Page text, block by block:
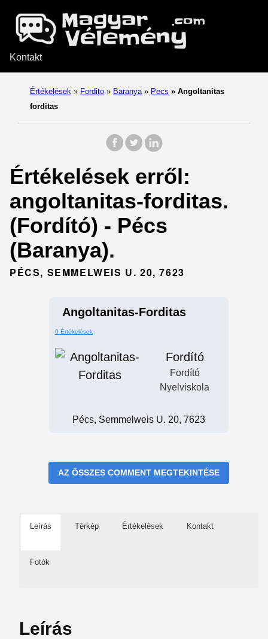
Kontakt
Értékelések » Fordito » Baranya » Pecs » Angoltanitas
forditas
Értékelések erről:
angoltanitas-forditas.
(Fordító) - Pécs
(Baranya).
PÉCS, SEMMELWEIS U. 20, 7623
Angoltanitas-Forditas
0 Értékelések
Fordító
Fordító
Nyelviskola
Pécs, Semmelweis U. 20, 7623
AZ ÖSSZES COMMENT MEGTEKINTÉSE
Leírás Térkép Értékelések Kontakt
Fotók
Leírás